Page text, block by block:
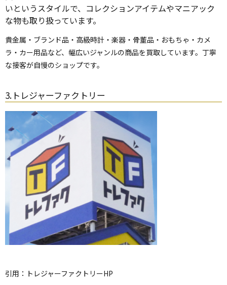
いというスタイルで、コレクションアイテムやマニアック
な物も取り扱っています。
貴金属・ブランド品・高級時計・楽器・骨董品・おもちゃ・カメ
ラ・カー用品など、幅広いジャンルの商品を買取しています。丁寧
な接客が自慢のショップです。
3.トレジャーファクトリー
引用：トレジャーファクトリーHP